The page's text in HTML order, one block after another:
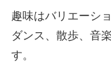
趣味はバリエーシ
ダンス、散歩、音
す。